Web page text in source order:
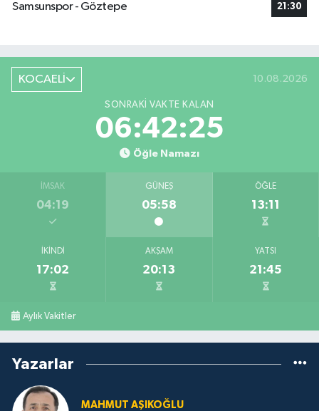
Samsunspor - Göztepe 21:30
KOCAELİ 10.08.2026
SONRAKI VAKTE KALAN
06:42:24
Öğle Namazı
İMSAK
04:19
GÜNEŞ
05:58
ÖĞLE
13:11
İKINDI
17:02
AKŞAM
20:13
YATSI
21:45
Aylık Vakitler
Yazarlar
MAHMUT AŞIKOĞLU